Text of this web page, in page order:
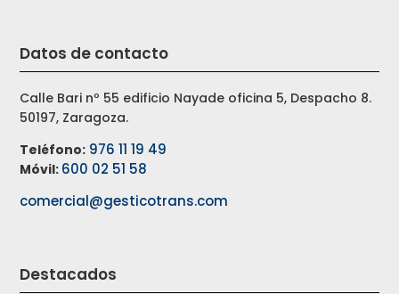
Datos de contacto
Calle Bari nº 55 edificio Nayade oficina 5, Despacho 8.
50197, Zaragoza.
Teléfono: 976 11 19 49
Móvil: 600 02 51 58
comercial@gesticotrans.com
Destacados